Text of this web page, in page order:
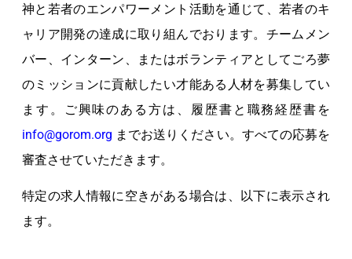
神と若者のエンパワーメント活動を通じて、若者のキ
ャリア開発の達成に取り組んでおります。 チームメン
バー、インターン、またはボランティアとしてごろ夢
のミッションに貢献したい才能ある人材を募集してい
ます。ご興味のある方は、履歴書と職務経歴書を
info@gorom.org までお送りください。すべての応募を
審査させていただきます。
特定の求人情報に空きがある場合は、以下に表示され
ます。